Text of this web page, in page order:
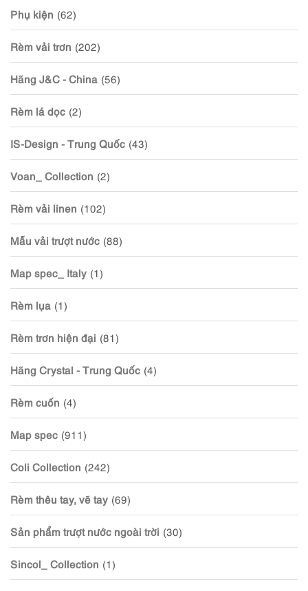
Phụ kiện (62)
Rèm vải trơn (202)
Hãng J&C - China (56)
Rèm lá dọc (2)
IS-Design - Trung Quốc (43)
Voan_ Collection (2)
Rèm vải linen (102)
Mẫu vải trượt nước (88)
Map spec_ Italy (1)
Rèm lụa (1)
Rèm trơn hiện đại (81)
Hãng Crystal - Trung Quốc (4)
Rèm cuốn (4)
Map spec (911)
Coli Collection (242)
Rèm thêu tay, vẽ tay (69)
Sản phẩm trượt nước ngoài trời (30)
Sincol_ Collection (1)